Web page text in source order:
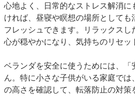
心地よく、日常的なストレス解消に
ければ、昼寝や瞑想の場所としても
フレッシュできます。リラックスし
心が穏やかになり、気持ちのリセッ
ベランダを安全に使うためには、
ん。特に小さな子供がいる家庭で
の高さを確認して、転落防止の対策